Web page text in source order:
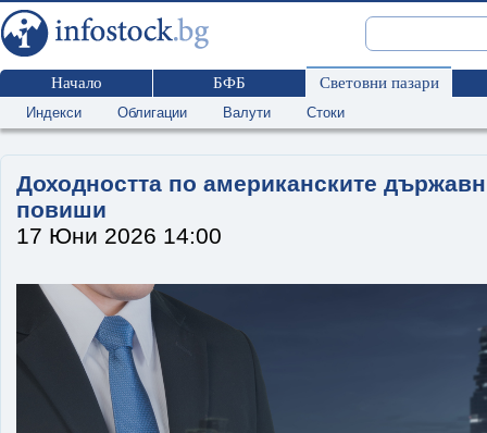
Начало БФБ Световни пазари
Индекси Облигации Валути Стоки
Доходността по американските
повиши
17 Юни 2026 14:00